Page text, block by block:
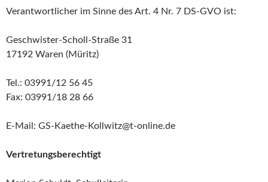
Verantwortlicher im Sinne des Art. 4 Nr. 7 DS-GVO ist:
Geschwister-Scholl-Straße 31
17192 Waren (Müritz)
Tel.: 03991/12 56 45
Fax: 03991/18 28 66
E-Mail: GS-Kaethe-Kollwitz@t-online.de
Vertretungsberechtigt